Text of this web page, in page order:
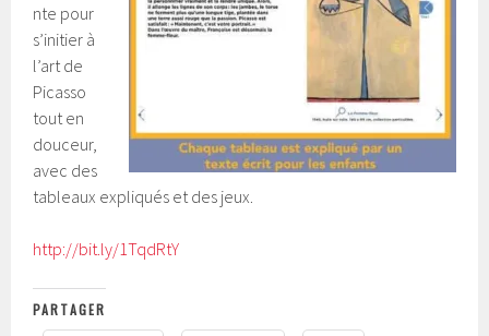
nte pour
s’initier à
l’art de
Picasso
tout en
douceur,
avec des
tableaux expliqués et des jeux.
http://bit.ly/1TqdRtY
PARTAGER